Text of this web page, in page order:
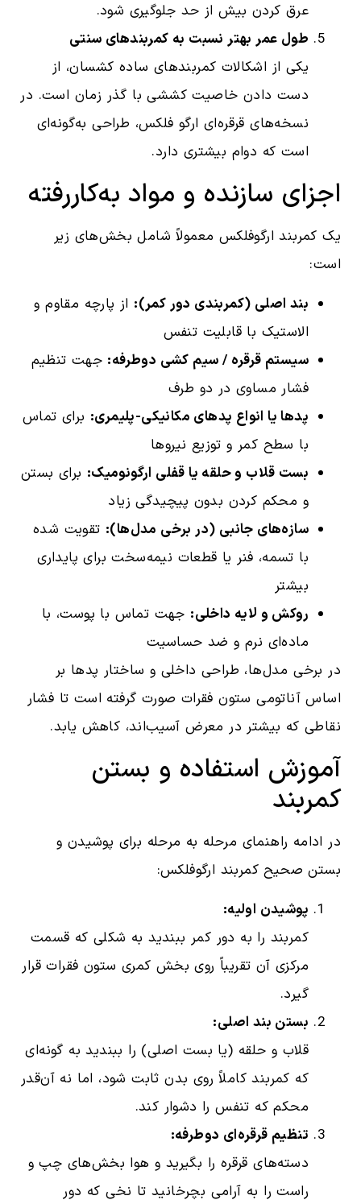
عرق کردن بیش از حد جلوگیری شود.
طول عمر بهتر نسبت به کمربندهای سنتی
یکی از اشکالات کمربندهای ساده کشسان، از
دست دادن خاصیت کششی با گذر زمان است. در
نسخه‌های قرقره‌ای ارگو فلکس، طراحی به‌گونه‌ای
است که دوام بیشتری دارد.
اجزای سازنده و مواد به‌کاررفته
یک کمربند ارگوفلکس معمولاً شامل بخش‌های زیر
است:
بند اصلی (کمربندی دور کمر): از پارچه مقاوم و
الاستیک با قابلیت تنفس
سیستم قرقره / سیم کشی دوطرفه: جهت تنظیم
فشار مساوی در دو طرف
پدها یا انواع پدهای مکانیکی-پلیمری: برای تماس
با سطح کمر و توزیع نیروها
بست قلاب و حلقه یا قفلی ارگونومیک: برای بستن
و محکم کردن بدون پیچیدگی زیاد
سازه‌های جانبی (در برخی مدل‌ها): تقویت شده
با تسمه، فنر یا قطعات نیمه‌سخت برای پایداری
بیشتر
روکش و لایه داخلی: جهت تماس با پوست، با
ماده‌ای نرم و ضد حساسیت
در برخی مدل‌ها، طراحی داخلی و ساختار پدها بر
اساس آناتومی ستون فقرات صورت گرفته است تا فشار
نقاطی که بیشتر در معرض آسیب‌اند، کاهش یابد.
آموزش استفاده و بستن
کمربند
در ادامه راهنمای مرحله به مرحله برای پوشیدن و
بستن صحیح کمربند ارگوفلکس:
پوشیدن اولیه:
کمربند را به دور کمر ببندید به شکلی که قسمت
مرکزی آن تقریباً روی بخش کمری ستون فقرات قرار
گیرد.
بستن بند اصلی:
قلاب و حلقه (یا بست اصلی) را ببندید به گونه‌ای
که کمربند کاملاً روی بدن ثابت شود، اما نه آن‌قدر
محکم که تنفس را دشوار کند.
تنظیم قرقره‌ای دوطرفه:
دسته‌های قرقره را بگیرید و هوا بخش‌های چپ و
راست را به آرامی بچرخانید تا نخی که دور